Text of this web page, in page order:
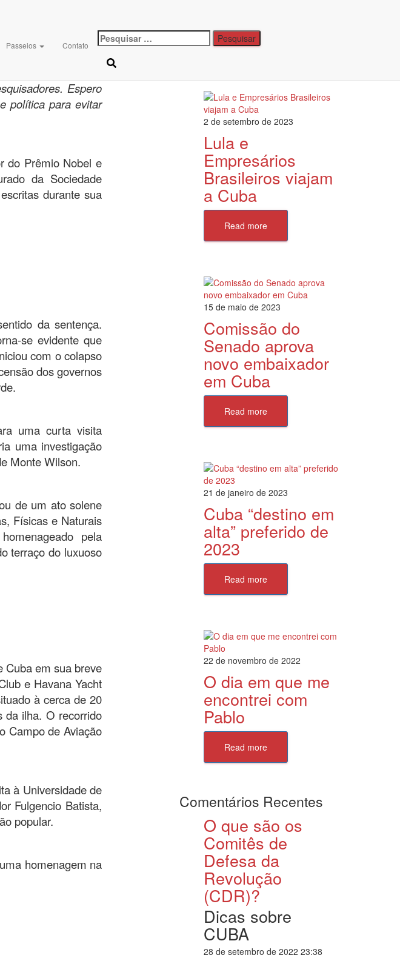
Passeios Contato
Pesquisar
por:
Cuba
de 2019
Espero
política para evitar
do Prêmio Nobel e
da Sociedade
durante sua
da sentença.
se evidente que
com o colapso
dos governos
uma curta visita
uma investigação
Monte Wilson.
de um ato solene
Físicas e Naturais
pela
terraço do luxuoso
Cuba em sua breve
e Havana Yacht
à cerca de 20
da ilha. O recorrido
Campo de Aviação
à Universidade de
Fulgencio Batista,
popular.
homenagem na
Categorias
2 de setembro de 2023
Lula e
Empresários
Brasileiros viajam
a Cuba
Read more
15 de maio de 2023
Comissão do
Senado aprova
novo embaixador
em Cuba
Read more
21 de janeiro de 2023
Cuba “destino em
alta” preferido de
2023
Read more
22 de novembro de 2022
O dia em que me
encontrei com
Pablo
Read more
Comentários Recentes
O que são os
Comitês de
Defesa da
Revolução
(CDR)?
Dicas sobre
CUBA
28 de setembro de 2022 23:38